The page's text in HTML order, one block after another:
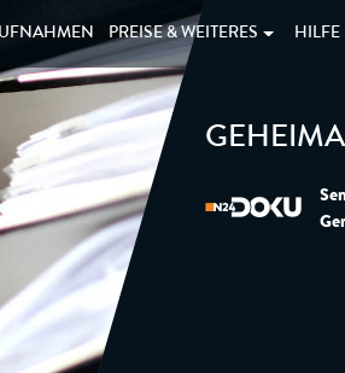
PREISE &WEITERES HILFE